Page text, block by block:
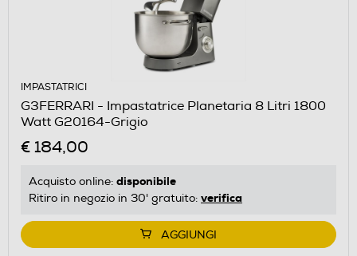
IMPASTATRICI
G3FERRARI - Impastatrice Planetaria 8 Litri 1800
Watt G20164-Grigio
€ 184,00
Acquisto online: disponibile
Ritiro in negozio in 30' gratuito: verifica
AGGIUNGI